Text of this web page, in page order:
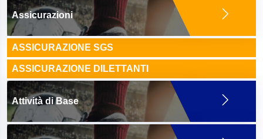
Assicurazioni
ASSICURAZIONE SGS
ASSICURAZIONE DILETTANTI
Attività di Base